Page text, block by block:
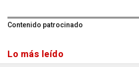
Contenido patrocinado
Lo más leído